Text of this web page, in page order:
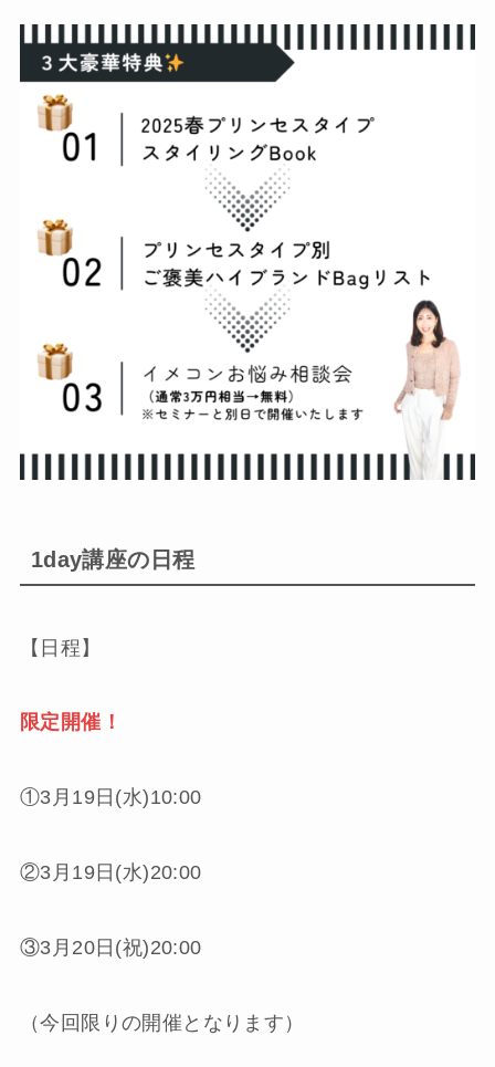
1day講座の日程
【日程】
限定開催！
①3月19日(水)10:00
②3月19日(水)20:00
③3月20日(祝)20:00
（今回限りの開催となります）